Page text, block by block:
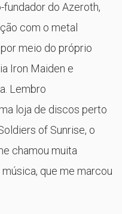
do Azeroth,
com o metal
meio do próprio
Iron Maiden e
Lembro
loja de discos perto
of Sunrise, o
chamou muita
que me marcou